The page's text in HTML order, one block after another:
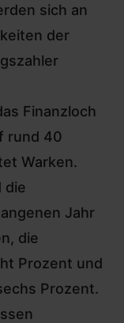
sich an
der
Finanzloch
rund 40
Warken.
die
Jahr
die
Prozent und
Prozent.